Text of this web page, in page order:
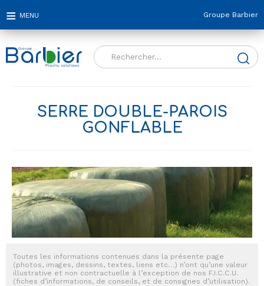
Groupe Barbier
Rechercher :
SERRE DOUBLE-PAROIS
GONFLABLE
Toutes les informations contenues dans la présente page
(photos, images, dessins, textes, liens etc…) n’ont qu’une valeur
illustrative et non contractuelle à l’exception de nos F.I.C.C.U.
(fiches d’informations, de conseils, et de consignes d’utilisation).